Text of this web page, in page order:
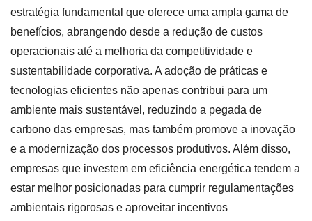
estratégia fundamental que oferece uma ampla gama de
benefícios, abrangendo desde a redução de custos
operacionais até a melhoria da competitividade e
sustentabilidade corporativa. A adoção de práticas e
tecnologias eficientes não apenas contribui para um
ambiente mais sustentável, reduzindo a pegada de
carbono das empresas, mas também promove a inovação
e a modernização dos processos produtivos. Além disso,
empresas que investem em eficiência energética tendem a
estar melhor posicionadas para cumprir regulamentações
ambientais rigorosas e aproveitar incentivos